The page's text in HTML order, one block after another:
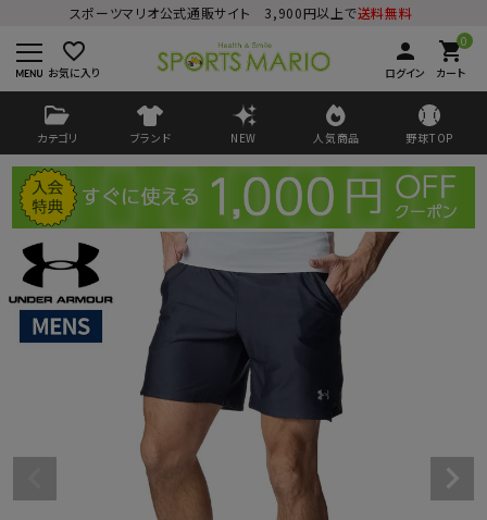
スポーツマリオ公式通販サイト 3,900円以上で送料無料
favorite_border
お気に入り
person
ログイン
0
shopping_cart
カート
カテゴリ ブランド NEW 人気商品 野球TOP
ログイン
ようこそ ゲスト 様
検索